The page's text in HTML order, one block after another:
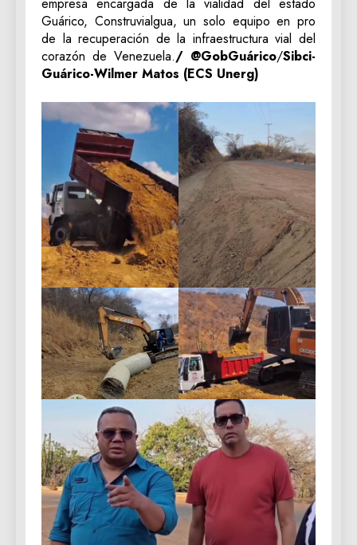
empresa encargada de la vialidad del estado
Guárico, Construvialgua, un solo equipo en pro
de la recuperación de la infraestructura vial del
corazón de Venezuela./ @GobGuárico/Sibci-
Guárico-Wilmer Matos (ECS Unerg)